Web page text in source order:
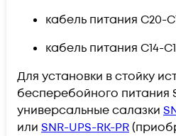
кабель питания С20-
кабель питания С14-
Для установки в стойку
бесперебойного питания
универсальные салазки
или SNR-UPS-RK-PR